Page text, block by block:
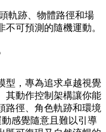
軌跡、物體路徑和場
可預測的隨機運動。
型，專為追求卓越視覺
其動作控制架構讓你能
路徑、角色軌跡和環境
感覺隨意且難以引導